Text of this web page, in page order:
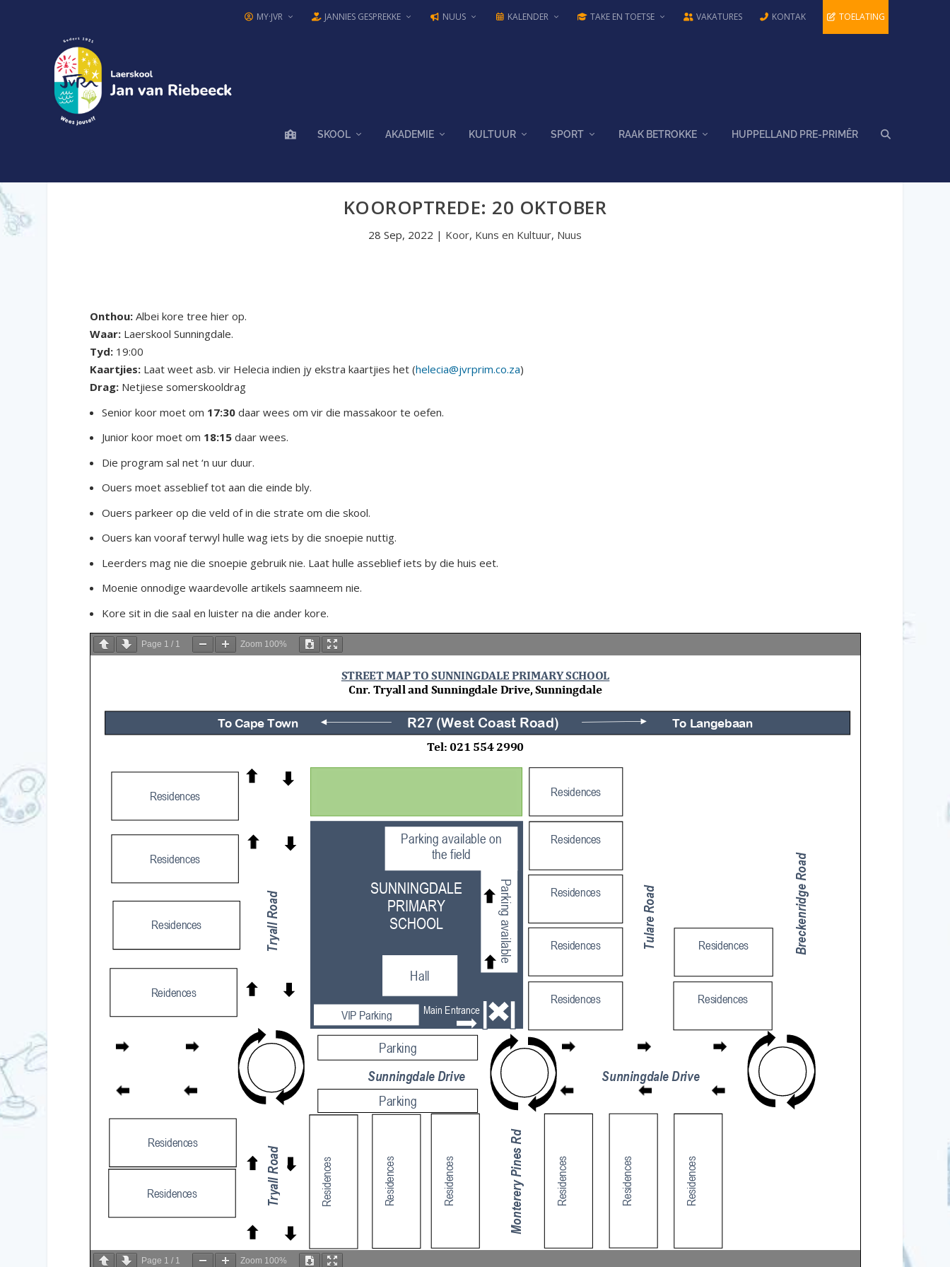
MY·JVR JANNIES GESPREKKE NUUS KALENDER TAKE EN TOETSE VAKATURES KONTAK TOELATING
SKOOL AKADEMIE KULTUUR SPORT RAAK BETROKKE HUPPELLAND PRE-PRIMÊR
KOOROPTREDE: 20 OKTOBER
28 Sep, 2022 | Koor, Kuns en Kultuur, Nuus
Onthou: Albei kore tree hier op.
Waar: Laerskool Sunningdale.
Tyd: 19:00
Kaartjies: Laat weet asb. vir Helecia indien jy ekstra kaartjies het (helecia@jvrprim.co.za)
Drag: Netjiese somerskooldrag
Senior koor moet om 17:30 daar wees om vir die massakoor te oefen.
Junior koor moet om 18:15 daar wees.
Die program sal net ‘n uur duur.
Ouers moet asseblief tot aan die einde bly.
Ouers parkeer op die veld of in die strate om die skool.
Ouers kan vooraf terwyl hulle wag iets by die snoepie nuttig.
Leerders mag nie die snoepie gebruik nie. Laat hulle asseblief iets by die huis eet.
Moenie onnodige waardevolle artikels saamneem nie.
Kore sit in die saal en luister na die ander kore.
Page 1 / 1 Zoom 100%
Page 1 / 1 Zoom 100%